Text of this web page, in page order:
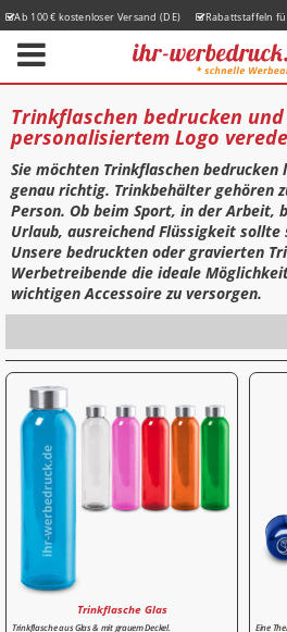
Ab 100 € kostenloser Versand (DE)
Rabattstaffeln
Trinkflaschen bedrucken
personalisiertem Logo
Sie möchten Trinkflaschen bedrucken
genau richtig. Trinkbehälter gehören
Person. Ob beim Sport, in der Arbeit,
Urlaub, ausreichend Flüssigkeit
Unsere bedruckten oder gravierten
Werbetreibende die ideale
wichtigen Accessoire zu versorgen.
Trinkflasche Glas
Trinkflasche aus Glas & mit grauem Deckel. Eine